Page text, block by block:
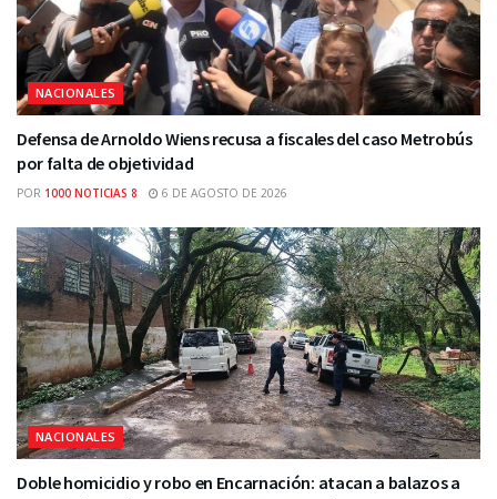
NACIONALES
Defensa de Arnoldo Wiens recusa a fiscales del caso Metrobús
por falta de objetividad
POR 1000 NOTICIAS 8 6 DE AGOSTO DE 2026
NACIONALES
Doble homicidio y robo en Encarnación: atacan a balazos a